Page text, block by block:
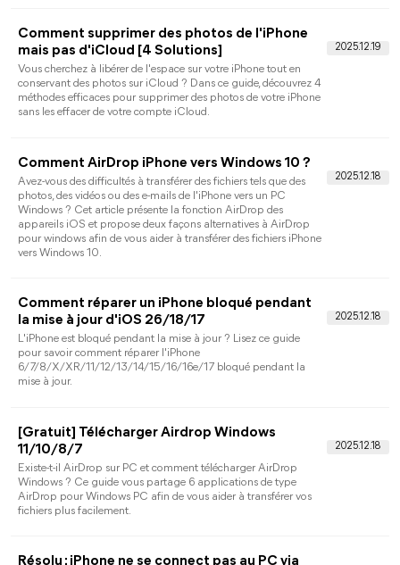
un iPad mini, vous pouvez utiliser l'une de ces méthodes pour
transférer avec succès des photos vers un PC sous Windows
11/10/8/7.
L'iPhone n'est pas reconnu dans iTunes ? Nous allons vous
expliquer pourquoi l'iPhone n'apparaît pas dans iTunes et ce
qu'il faut faire dans de tels cas.
iCloud ne vous offre que 5 Go d'espace de stockage, ce qui
n'est pas suffisant pour stocker toutes vos données. Lisez ce
guide pour savoir comment sauvegarder iPhone sans iCloud.
Outlook avec/sans iTunes [6 Méthodes]
Comment synchroniser contact iPhone Outlook de manière
rapide et facile ? Ce guide vous montre six méthodes pour
vous aider à transférer les contacts de l'iPhone vers Outlook
sans ou avec iTunes.